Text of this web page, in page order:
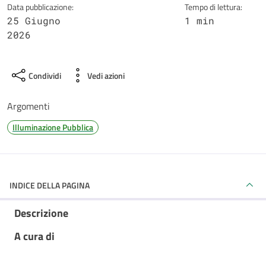
Data pubblicazione:
25 Giugno
2026
Tempo di lettura:
1 min
Condividi Vedi azioni
Argomenti
Illuminazione Pubblica
INDICE DELLA PAGINA
Descrizione
A cura di